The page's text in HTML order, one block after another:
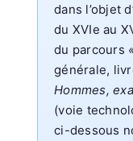
dans l’objet
du XVIe au
du parcours
générale,
Hommes,
(voie
ci-dessous